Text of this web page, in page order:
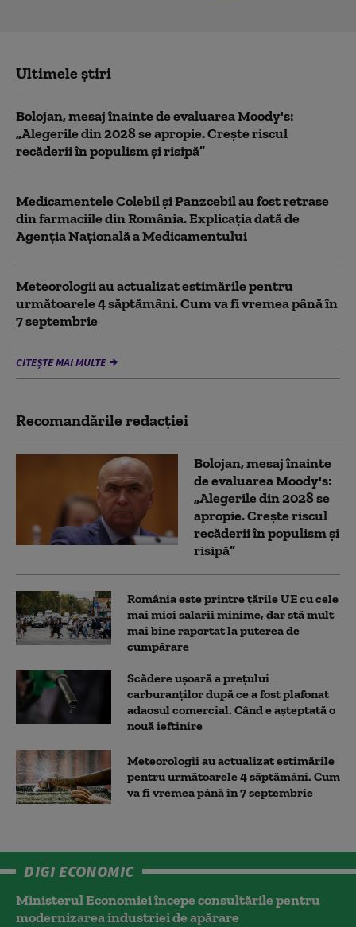
Ultimele știri
Bolojan, mesaj înainte de evaluarea Moody's:
„Alegerile din 2028 se apropie. Crește riscul
recăderii în populism și risipă”
Medicamentele Colebil și Panzcebil au fost retrase
din farmaciile din România. Explicația dată de
Agenția Națională a Medicamentului
Meteorologii au actualizat estimările pentru
următoarele 4 săptămâni. Cum va fi vremea până în
7 septembrie
CITEȘTE MAI MULTE
Recomandările redacţiei
Bolojan, mesaj înainte
de evaluarea Moody's:
„Alegerile din 2028 se
apropie. Crește riscul
recăderii în populism și
risipă”
România este printre țările UE cu cele
mai mici salarii minime, dar stă mult
mai bine raportat la puterea de
cumpărare
Scădere ușoară a prețului
carburanților după ce a fost plafonat
adaosul comercial. Când e așteptată o
nouă ieftinire
Meteorologii au actualizat estimările
pentru următoarele 4 săptămâni. Cum
va fi vremea până în 7 septembrie
DIGI ECONOMIC
Ministerul Economiei începe consultările pentru
modernizarea industriei de apărare